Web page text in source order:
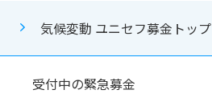
気候変動 ユニセフ募金トップ
受付中の緊急募金